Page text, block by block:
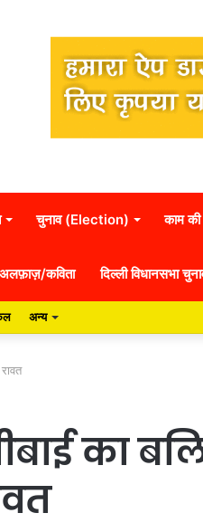
चुनाव (Election) काम
कविता दिल्ली विधानसभा
अन्य
का